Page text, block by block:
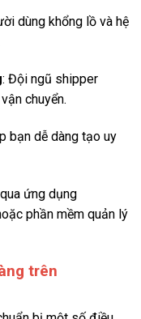
dùng khổng lồ và hệ
: Đội ngũ shipper
chuyển.
bạn dễ dàng tạo uy
ứng dụng
phần mềm quản lý
trên